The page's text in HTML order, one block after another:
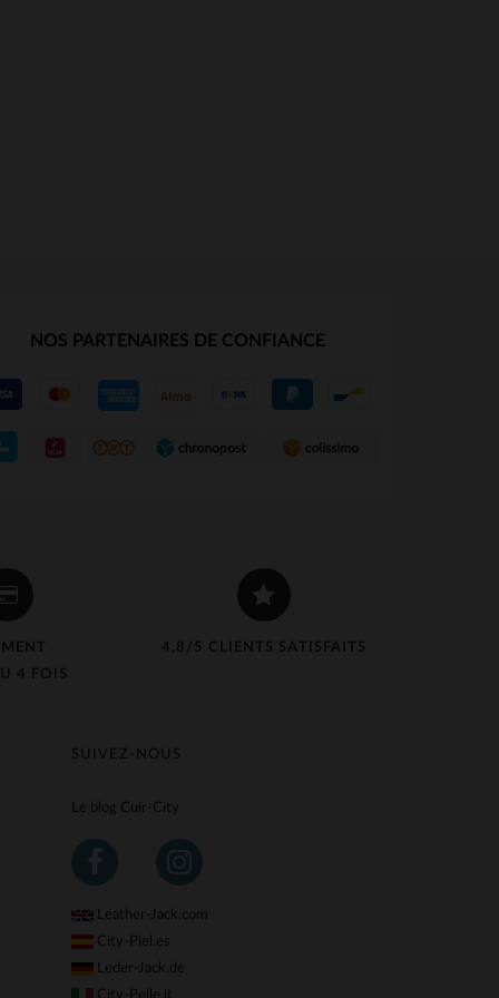
4 FOIS
4,8/5 CLIENTS SATISFAITS
NOS PARTENAIRES DE CONFIANCE
SUIVEZ-NOUS
Le blog Cuir-City
Leather-Jack.com
City-Piel.es
Leder-Jack.de